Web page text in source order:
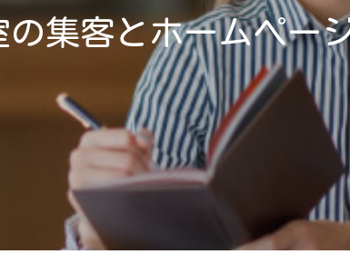
の集客とホームペー